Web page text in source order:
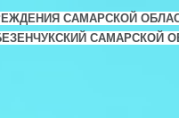
САМАРСКОЙ
САМАРСКОЙ